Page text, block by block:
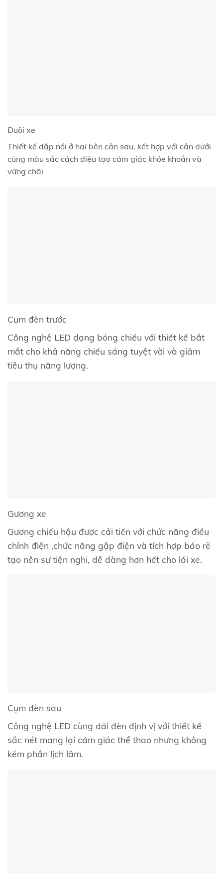
Đuôi xe
Thiết kế dập nổi ở hai bên cản sau, kết hợp với cản dưới
cùng màu sắc cách điệu tạo cảm giác khỏe khoắn và
vững chãi
Cụm đèn trước
Công nghệ LED dạng bóng chiếu với thiết kế bắt
mắt cho khả năng chiếu sáng tuyệt vời và giảm
tiêu thụ năng lượng.
Gương xe
Gương chiếu hậu được cải tiến với chức năng điều
chỉnh điện ,chức năng gập điện và tích hợp báo rẽ
tạo nên sự tiện nghi, dễ dàng hơn hết cho lái xe.
Cụm đèn sau
Công nghệ LED cùng dải đèn định vị với thiết kế
sắc nét mang lại cảm giác thể thao nhưng không
kém phần lịch lãm.